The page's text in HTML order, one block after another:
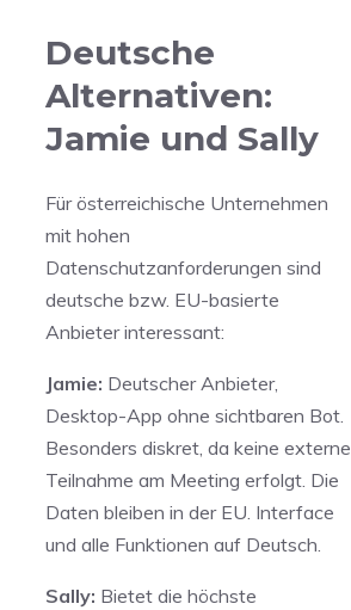
Deutsche
Alternativen:
Jamie und Sally
Für österreichische Unternehmen
mit hohen
Datenschutzanforderungen sind
deutsche bzw. EU-basierte
Anbieter interessant:
Jamie: Deutscher Anbieter,
Desktop-App ohne sichtbaren Bot.
Besonders diskret, da keine externe
Teilnahme am Meeting erfolgt. Die
Daten bleiben in der EU. Interface
und alle Funktionen auf Deutsch.
Sally: Bietet die höchste